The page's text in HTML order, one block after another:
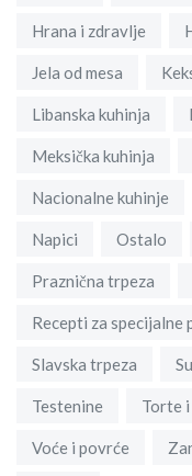
Hrana i zdravlje
Jela od mesa
Libanska kuhinja
Meksička kuhinja
Nacionalne kuhinje
Napici Ostalo
Praznična trpeza
Recepti za specijalne
Slavska trpeza
Testenine Torte
Voće i povrće